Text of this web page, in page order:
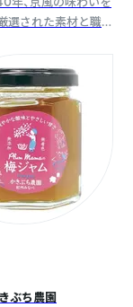
選された素材と職
ぶち農園